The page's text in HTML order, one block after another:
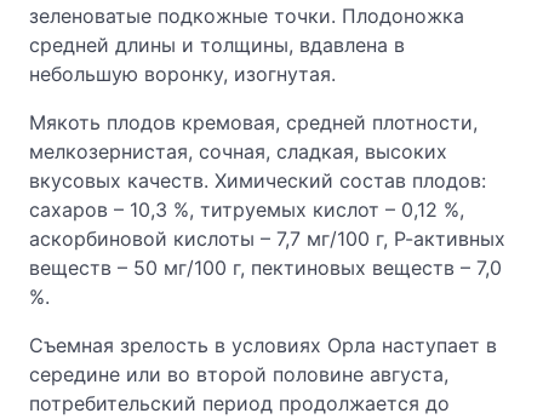
зеленоватые подкожные точки. Плодоножка
средней длины и толщины, вдавлена в
небольшую воронку, изогнутая.
Мякоть плодов кремовая, средней плотности,
мелкозернистая, сочная, сладкая, высоких
вкусовых качеств. Химический состав плодов:
сахаров – 10,3 %, титруемых кислот – 0,12 %,
аскорбиновой кислоты – 7,7 мг/100 г, Р-активных
веществ – 50 мг/100 г, пектиновых веществ – 7,0
%.
Съемная зрелость в условиях Орла наступает в
середине или во второй половине августа,
потребительский период продолжается до